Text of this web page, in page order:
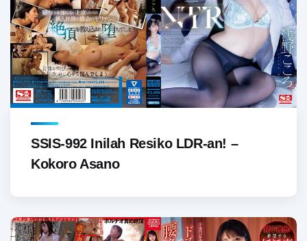
SSIS-992 Inilah Resiko LDR-an! –
Kokoro Asano